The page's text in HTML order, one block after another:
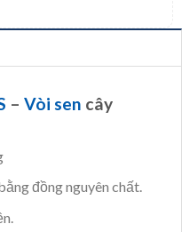
– Vòi sen cây
đồng nguyên chất.